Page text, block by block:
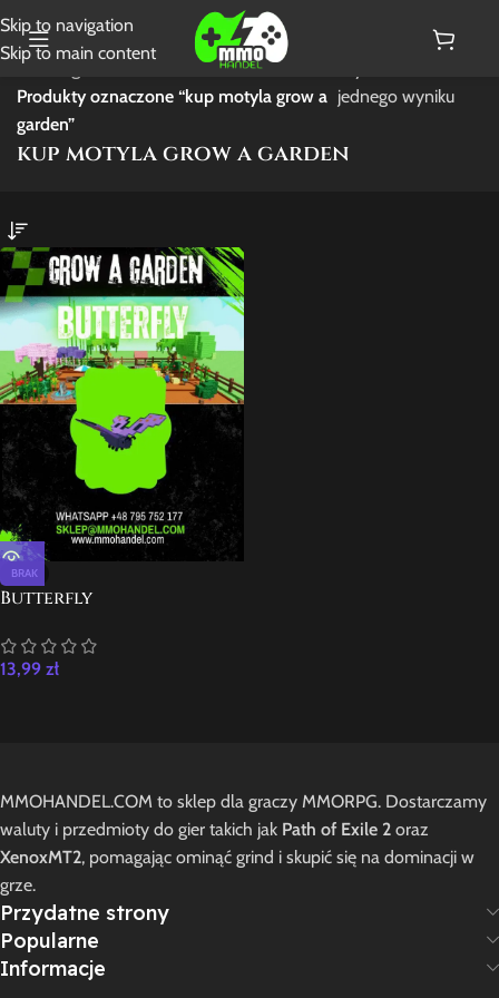
Skip to navigation
Skip to main content
Strona główna
Produkty oznaczone “kup motyla grow a
garden”
jednego wyniku
kup motyla grow a garden
BRAK
Butterfly
13,99 zł
MMOHANDEL.COM to sklep dla graczy MMORPG. Dostarczamy
waluty i przedmioty do gier takich jak Path of Exile 2 oraz
XenoxMT2, pomagając ominąć grind i skupić się na dominacji w
grze.
Przydatne strony
Popularne
Informacje